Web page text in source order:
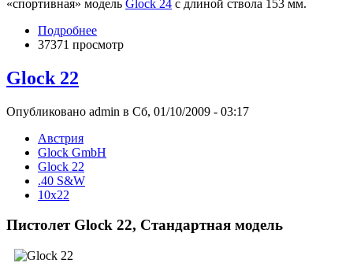
«спортивная» модель Glock 24 с длиной ствола 153 мм.
Подробнее
37371 просмотр
Glock 22
Опубликовано admin в Сб, 01/10/2009 - 03:17
Австрия
Glock GmbH
Glock 22
.40 S&W
10x22
Пистолет Glock 22, Стандартная модель